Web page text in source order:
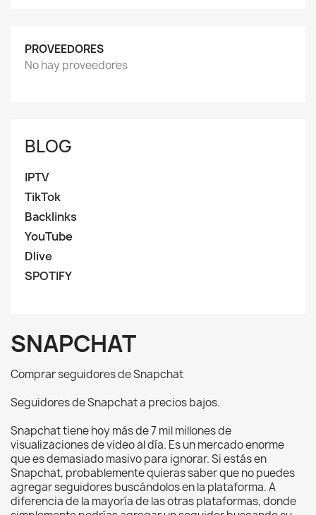
PROVEEDORES
No hay proveedores
BLOG
IPTV
TikTok
Backlinks
YouTube
Dlive
SPOTIFY
SNAPCHAT
Comprar seguidores de Snapchat
Seguidores de Snapchat a precios bajos.
Snapchat tiene hoy más de 7 mil millones de
visualizaciones de video al día. Es un mercado enorme
que es demasiado masivo para ignorar. Si estás en
Snapchat, probablemente quieras saber que no puedes
agregar seguidores buscándolos en la plataforma. A
diferencia de la mayoría de las otras plataformas, donde